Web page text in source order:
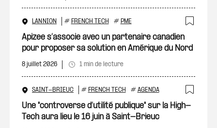
LANNION # FRENCH TECH # PME
Apizee s’associe avec un partenaire canadien
pour proposer sa solution en Amérique du Nord
8 juillet 2026 1 min de lecture
SAINT-BRIEUC # FRENCH TECH # AGENDA
Une "controverse d’utilité publique" sur la High-
Tech aura lieu le 16 juin à Saint-Brieuc